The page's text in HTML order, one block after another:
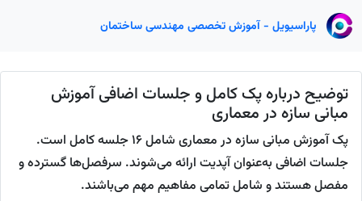
پاراسیویل - آموزش تخصصی مهندسی ساختمان
توضیح درباره پک کامل و جلسات اضافی آموزش
مبانی سازه در معماری
پک آموزش مبانی سازه در معماری شامل ۱۶ جلسه کامل است.
جلسات اضافی به‌عنوان آپدیت ارائه می‌شوند. سرفصل‌ها گسترده و
مفصل هستند و شامل تمامی مفاهیم مهم می‌باشند.